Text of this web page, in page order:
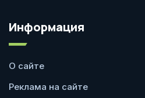
Информация
О сайте
Реклама на сайте